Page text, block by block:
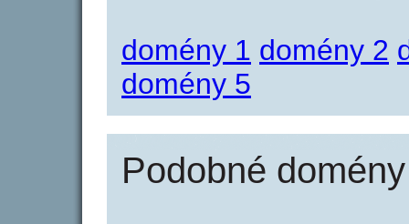
domény 1 domény 2
domény 5
Podobné